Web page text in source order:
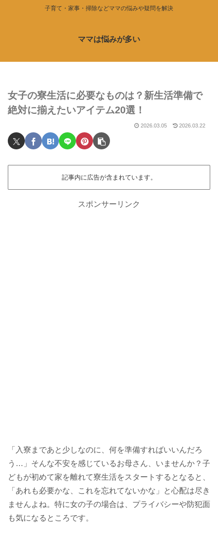
子育て・家事・掃除などママの悩みや疑問を解決
ママは悩みが多い
女子の寮生活に必要なものは？新生活準備で
絶対に揃えたいアイテム20選！
2026.03.05 2026.03.22
記事内に広告が含まれています。
スポンサーリンク
「入寮まであと少しなのに、何を準備すればいいんだろ
う…」そんな不安を感じているお母さん、いませんか？子
どもが初めて家を離れて寮生活をスタートするとなると、
「あれも必要かな、これを忘れてないかな」と心配は尽き
ませんよね。特に女の子の場合は、プライバシーや防犯面
も気になるところです。